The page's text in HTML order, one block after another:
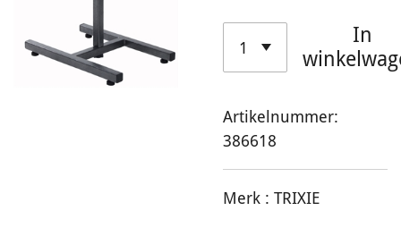
In
Artikelnummer:
386618
Merk : TRIXIE